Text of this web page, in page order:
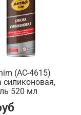
(AC-4615)
силиконовая,
520 мл